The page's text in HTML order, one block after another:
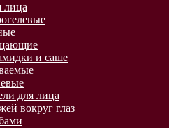
лица
и саше
для лица
вокруг глаз